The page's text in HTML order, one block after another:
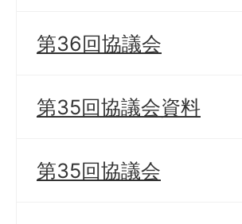
第36回協議会
第35回協議会資料
第35回協議会